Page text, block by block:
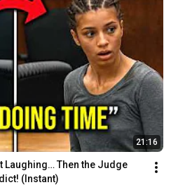
21:16
Laughing… Then the Judge
(Instant)